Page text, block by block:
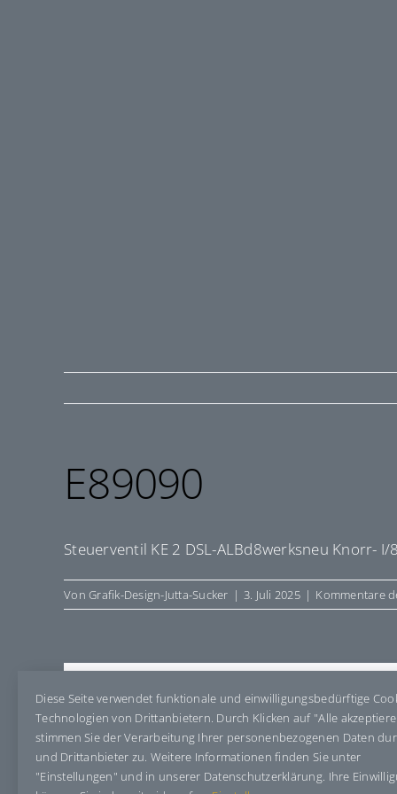
E89090
Steuerventil KE 2 DSL-ALBd8werksneu Knorr-
VonGrafik-Design-Jutta-Sucker | 3. Juli 2025 | Kommentare
Share This Story, Choose Your
Diese Seite verwendet funktionale und einwilligungsbedürftige
Technologien von Drittanbietern. Durch Klicken auf "Alle
stimmen Sie der Verarbeitung Ihrer personenbezogenen Daten
und Drittanbieter zu. Weitere Informationen finden Sie unter
"Einstellungen" und in unserer Datenschutzerklärung. Ihre